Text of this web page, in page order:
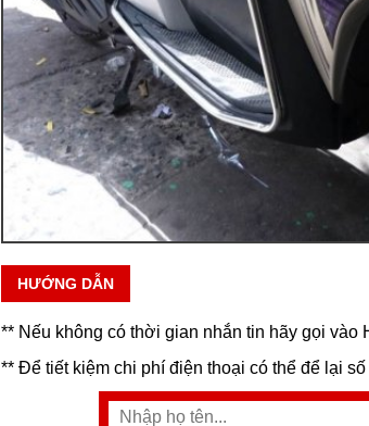
HƯỚNG DẪN
** Nếu không có thời gian nhắn tin hãy gọi vào
** Để tiết kiệm chi phí điện thoại có thể để lại